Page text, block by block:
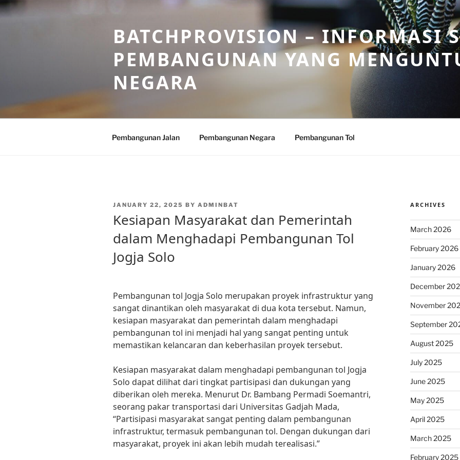
Skip
to
BATCHPROVISION – INFORMASI
PEMBANGUNAN YANG
NEGARA
Pembangunan Jalan Pembangunan Negara Pembangunan Tol
POSTED
JANUARY 22, 2025 BY ADMINBAT
Kesiapan Masyarakat dan Pemerintah
dalam Menghadapi Pembangunan Tol
Jogja Solo
Pembangunan tol Jogja Solo merupakan proyek infrastruktur yang
sangat dinantikan oleh masyarakat di dua kota tersebut. Namun,
kesiapan masyarakat dan pemerintah dalam menghadapi
pembangunan tol ini menjadi hal yang sangat penting untuk
memastikan kelancaran dan keberhasilan proyek tersebut.
Kesiapan masyarakat dalam menghadapi pembangunan tol Jogja
Solo dapat dilihat dari tingkat partisipasi dan dukungan yang
diberikan oleh mereka. Menurut Dr. Bambang Permadi Soemantri,
seorang pakar transportasi dari Universitas Gadjah Mada,
“Partisipasi masyarakat sangat penting dalam pembangunan
infrastruktur, termasuk pembangunan tol. Dengan dukungan dari
masyarakat, proyek ini akan lebih mudah terealisasi.”
ARCHIVES
March 2026
February 2026
January 2026
December
November
September
August 2025
July 2025
June 2025
May 2025
April 2025
March 2025
February 2025